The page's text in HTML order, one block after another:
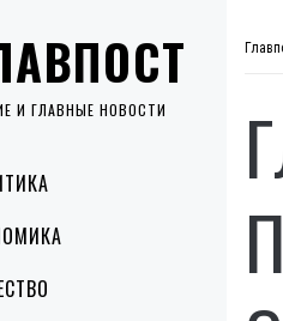
И ГЛАВНЫЕ НОВОСТИ